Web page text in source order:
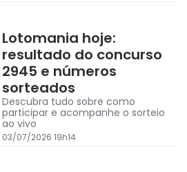
Lotomania hoje:
resultado do concurso
2945 e números
sorteados
Descubra tudo sobre como
participar e acompanhe o sorteio
ao vivo
03/07/2026 19h14